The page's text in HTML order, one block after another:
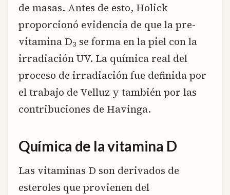
de masas. Antes de esto, Holick
proporcionó evidencia de que la pre-
vitamina D3 se forma en la piel con la
irradiación UV. La química real del
proceso de irradiación fue definida por
el trabajo de Velluz y también por las
contribuciones de Havinga.
Química de la vitamina D
Las vitaminas D son derivados de
esteroles que provienen del